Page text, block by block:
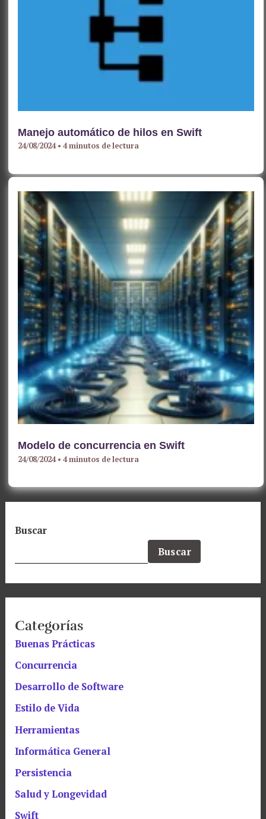
Manejo automático de hilos en Swift
24/08/2024•4 minutos de lectura
Modelo de concurrencia en Swift
24/08/2024•4 minutos de lectura
Buscar
Buscar
Categorías
Buenas Prácticas
Concurrencia
Desarrollo de Software
Estilo de Vida
Herramientas
Informática General
Persistencia
Salud y Longevidad
Swift